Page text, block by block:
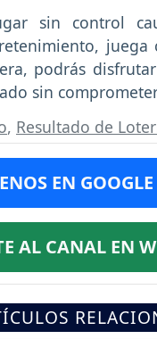
sin control
juega
podrás
sin
, Resultado de
EN
AL CANAL EN